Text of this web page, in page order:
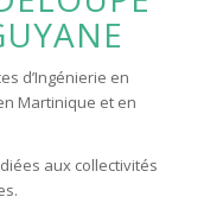
d’Ingénierie en
Martinique et en
aux collectivités